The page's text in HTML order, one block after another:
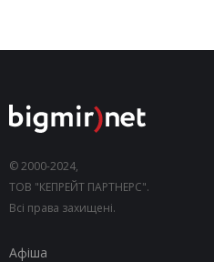
© 2000-2024,
ТОВ "КЕПРЕЙТ ПАРТНЕРС".
Всі права захищені.
Афіша